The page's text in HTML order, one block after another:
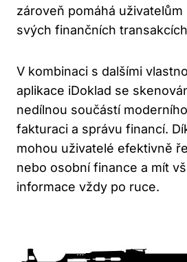
zároveň pomáhá
svých finančních
V kombinaci s dalšími
aplikace iDoklad se
nedílnou součástí
fakturaci a správu financí.
mohou uživatelé efektivně
nebo osobní finance a mít
informace vždy po ruce.